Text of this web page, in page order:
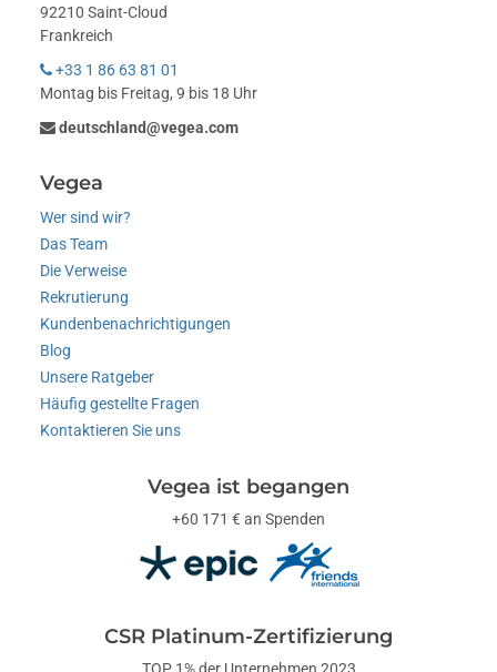
92210 Saint-Cloud
Frankreich
+33 1 86 63 81 01
Montag bis Freitag, 9 bis 18 Uhr
deutschland@vegea.com
Vegea
Wer sind wir?
Das Team
Die Verweise
Rekrutierung
Kundenbenachrichtigungen
Blog
Unsere Ratgeber
Häufig gestellte Fragen
Kontaktieren Sie uns
Vegea ist begangen
+60 171 € an Spenden
CSR Platinum-Zertifizierung
TOP 1% der Unternehmen 2023